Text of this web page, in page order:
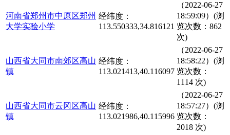
河南省郑州市中原区郑州
大学实验小学
经纬度：
113.550333,34.816121
（2022-06-27
18:59:09）(浏
览次数：862
次)
山西省大同市南郊区高山
镇
经纬度：
113.021413,40.116097
（2022-06-27
18:58:22）(浏
览次数：
1114 次)
山西省大同市云冈区高山
镇
经纬度：
113.021986,40.115996
（2022-06-27
18:57:27）(浏
览次数：
2018 次)